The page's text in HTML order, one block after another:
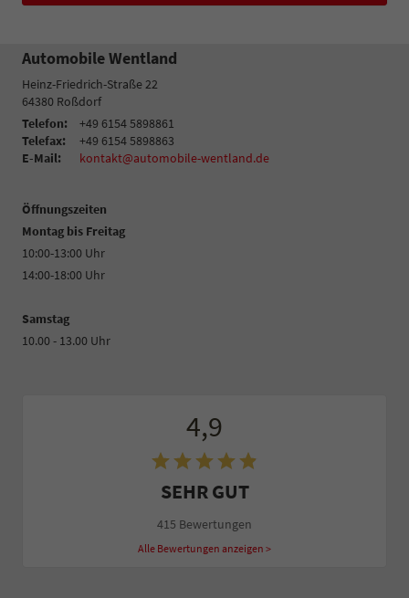
Automobile Wentland
Heinz-Friedrich-Straße 22
64380 Roßdorf
Telefon:
+49 6154 5898861
Telefax:
+49 6154 5898863
E-Mail:
kontakt@automobile-wentland.de
Öffnungszeiten
Montag bis Freitag
10:00-13:00 Uhr
14:00-18:00 Uhr
Samstag
10.00 - 13.00 Uhr
4,9
SEHR GUT
415 Bewertungen
Alle Bewertungen anzeigen >